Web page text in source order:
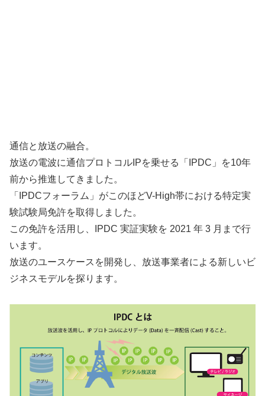
通信と放送の融合。
放送の電波に通信プロトコルIPを乗せる「IPDC」を10年
前から推進してきました。
「IPDCフォーラム」がこのほどV-High帯における特定実
験試験局免許を取得しました。
この免許を活用し、IPDC 実証実験を 2021 年 3 月まで行
います。
放送のユースケースを開発し、放送事業者による新しいビ
ジネスモデルを探ります。